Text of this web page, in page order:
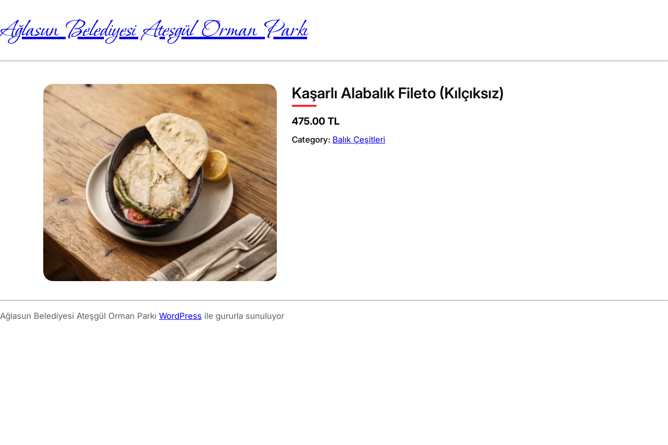
Ağlasun Belediyesi Ateşgül Orman Parkı
Kaşarlı Alabalık Fileto (Kılçıksız)
475.00 TL
Category: Balık Çeşitleri
Ağlasun Belediyesi Ateşgül Orman Parkı WordPress ile gururla sunuluyor